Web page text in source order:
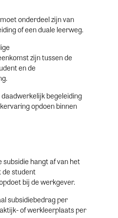
onderdeel zijn van
of een duale leerweg.
zijn tussen de
en de
begeleiding
opdoen binnen
subsidie hangt af van het
de student
bij de werkgever.
subsidiebedrag per
of werkleerplaats per